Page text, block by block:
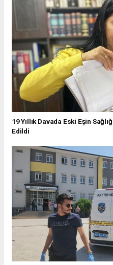
19 Yıllık Davada Eski Eşin
Edildi